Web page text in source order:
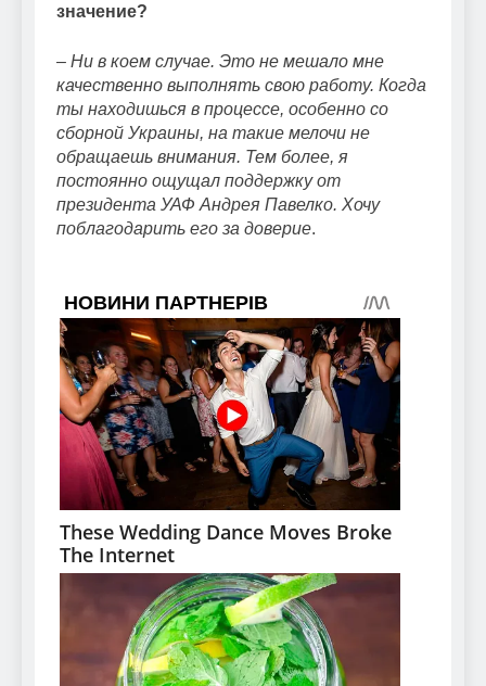
значение?
– Ни в коем случае. Это не мешало мне
качественно выполнять свою работу. Когда
ты находишься в процессе, особенно со
сборной Украины, на такие мелочи не
обращаешь внимания. Тем более, я
постоянно ощущал поддержку от
президента УАФ Андрея Павелко. Хочу
поблагодарить его за доверие.